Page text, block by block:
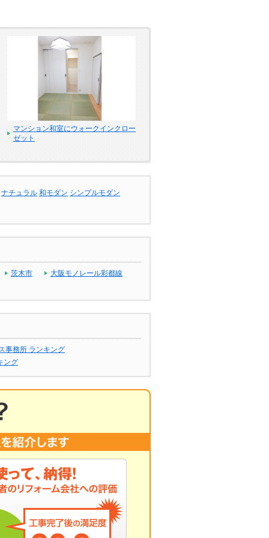
マンション和室にウォークインクロー
ゼット
ナチュラル 和モダン シンプルモダン
茨木市 大阪モノレール彩都線
事務所 ランキング
ング